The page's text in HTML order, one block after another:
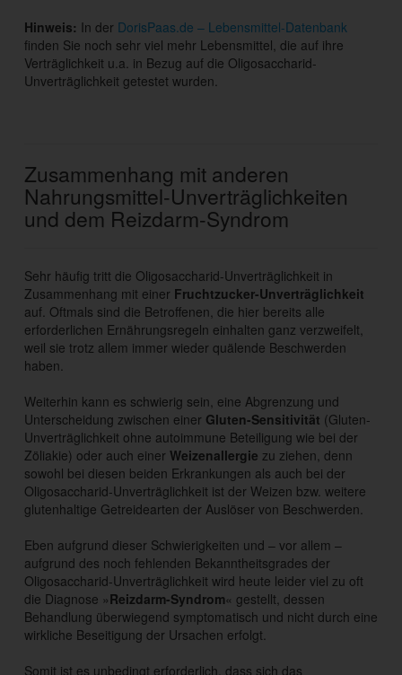
Hinweis: In der DorisPaas.de – Lebensmittel-Datenbank
finden Sie noch sehr viel mehr Lebensmittel, die auf ihre
Verträglichkeit u.a. in Bezug auf die Oligosaccharid-
Unverträglichkeit getestet wurden.
Zusammenhang mit anderen
Nahrungsmittel-Unverträglichkeiten
und dem Reizdarm-Syndrom
Sehr häufig tritt die Oligosaccharid-Unverträglichkeit in
Zusammenhang mit einer Fruchtzucker-Unverträglichkeit
auf. Oftmals sind die Betroffenen, die hier bereits alle
erforderlichen Ernährungsregeln einhalten ganz verzweifelt,
weil sie trotz allem immer wieder quälende Beschwerden
haben.
Weiterhin kann es schwierig sein, eine Abgrenzung und
Unterscheidung zwischen einer Gluten-Sensitivität (Gluten-
Unverträglichkeit ohne autoimmune Beteiligung wie bei der
Zöliakie) oder auch einer Weizenallergie zu ziehen, denn
sowohl bei diesen beiden Erkrankungen als auch bei der
Oligosaccharid-Unverträglichkeit ist der Weizen bzw. weitere
glutenhaltige Getreidearten der Auslöser von Beschwerden.
Eben aufgrund dieser Schwierigkeiten und – vor allem –
aufgrund des noch fehlenden Bekanntheitsgrades der
Oligosaccharid-Unverträglichkeit wird heute leider viel zu oft
die Diagnose »Reizdarm-Syndrom« gestellt, dessen
Behandlung überwiegend symptomatisch und nicht durch eine
wirkliche Beseitigung der Ursachen erfolgt.
Somit ist es unbedingt erforderlich, dass sich das